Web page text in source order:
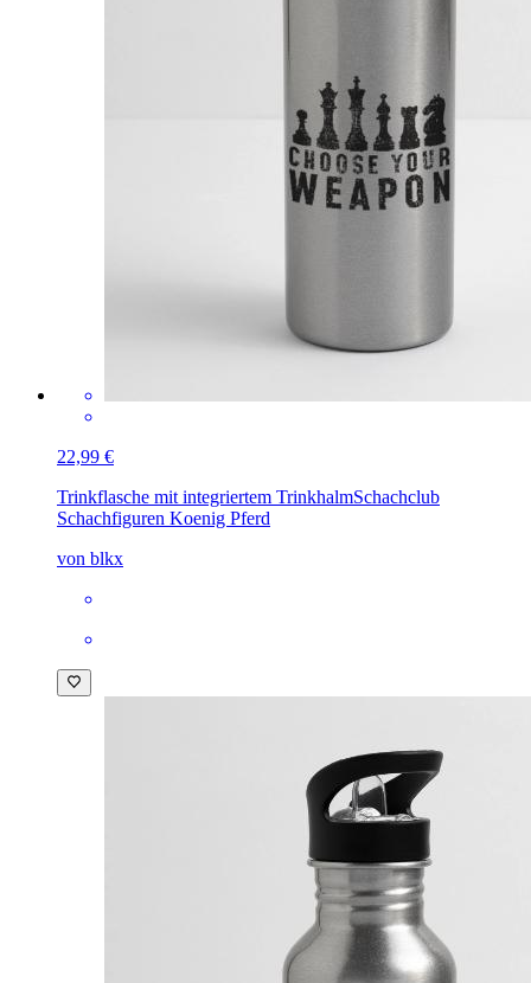
22,99 €
Trinkflasche mit integriertem TrinkhalmSchachclub
Schachfiguren Koenig Pferd
von blkx